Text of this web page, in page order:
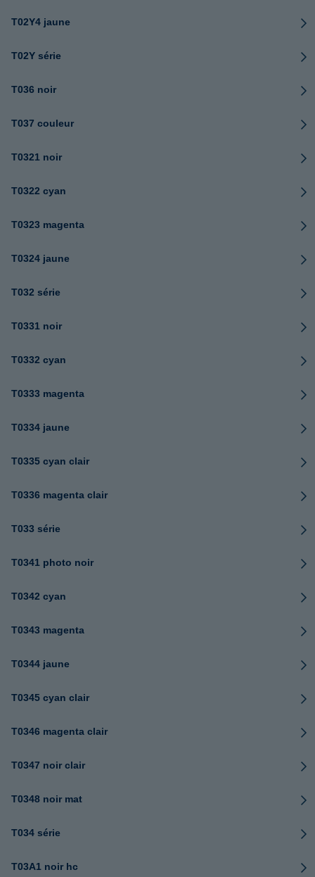
T02Y4 jaune
T02Y série
T036 noir
T037 couleur
T0321 noir
T0322 cyan
T0323 magenta
T0324 jaune
T032 série
T0331 noir
T0332 cyan
T0333 magenta
T0334 jaune
T0335 cyan clair
T0336 magenta clair
T033 série
T0341 photo noir
T0342 cyan
T0343 magenta
T0344 jaune
T0345 cyan clair
T0346 magenta clair
T0347 noir clair
T0348 noir mat
T034 série
T03A1 noir hc